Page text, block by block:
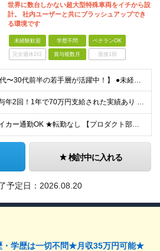
世界に数台しかない超大型特殊車両をイチから設
計。 社内ユーザーと共にブラッシュアップでき
る環境です
未経験歓迎 学歴不問 ベテランOK
完全週休2日 賞与複数月 面接1回
【20代〜30代前半の若手層が活躍中！】 ●未経験歓迎（人柄・意欲重視の採用です） ●学歴不問（高専・大卒の方は特に歓迎します） ★こんな方を求めています★ ・CAD（2D/3D）の使用経験がある方
★賞与年2回！1年で70万円支給された実績あり 月給26万5,000円～33万円（基本給）＋各種手当 ※年齢・経験・能力等を考慮して決定します。 ※各種手当：通勤交通費、家族手当、時間外勤務手当な
★マイカー通勤OK ★転勤なし 【プロダクト部】 兵庫県加古郡播磨町新島39番 ※(変更の範囲)上記を除く当社関連勤務地 ※関西に本社あり※
検討中に入れる
予定日： 2026.08.20
学歴は一切不問★月収35万円可能★